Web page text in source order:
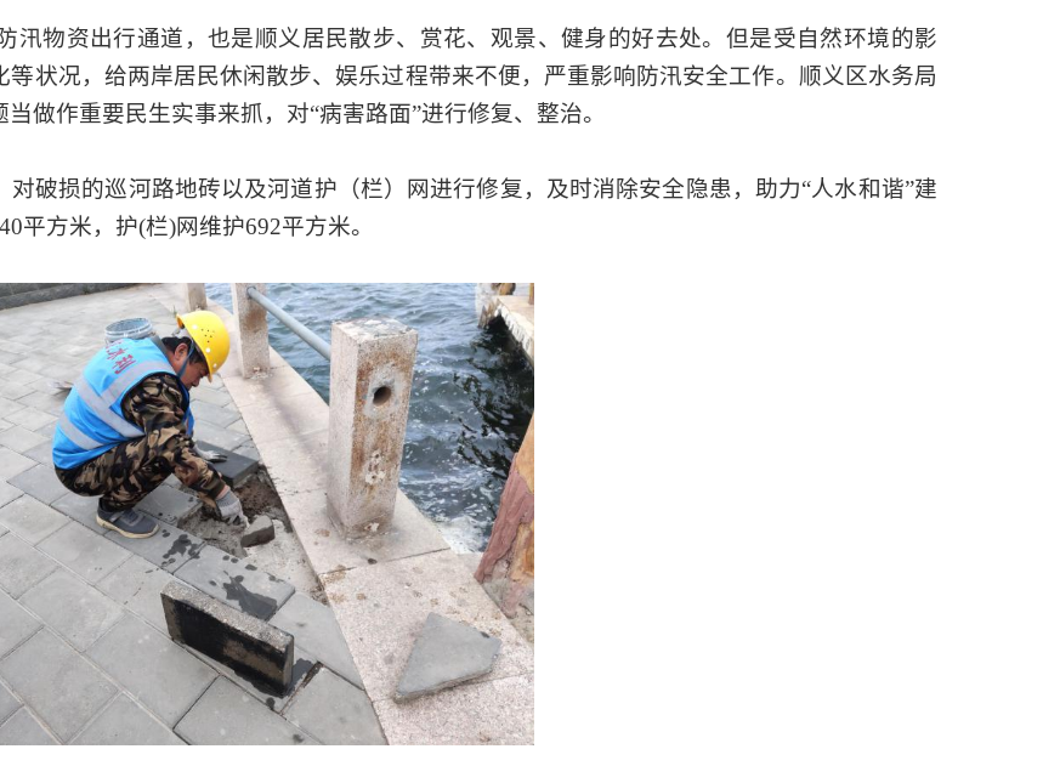
汛物资出行通道，也是顺义居民散步、赏花、观景、健身的好去处。但是受自然环境的影
状况，给两岸居民休闲散步、娱乐过程带来不便，严重影响防汛安全工作。顺义区水务局
做作重要民生实事来抓，对“病害路面”进行修复、整治。
破损的巡河路地砖以及河道护（栏）网进行修复，及时消除安全隐患，助力“人水和谐”建
平方米，护(栏)网维护692平方米。